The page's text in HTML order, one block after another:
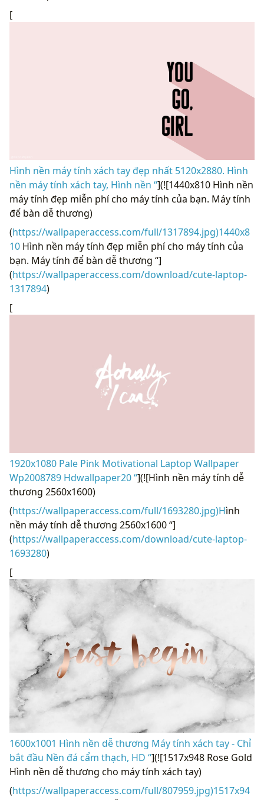
[
Hình nền máy tính xách tay đẹp nhất 5120x2880. Hình
nền máy tính xách tay, Hình nền “](![1440x810 Hình nền
máy tính đẹp miễn phí cho máy tính của bạn. Máy tính
để bàn dễ thương)
(https://wallpaperaccess.com/full/1317894.jpg)1440x8
10 Hình nền máy tính đẹp miễn phí cho máy tính của
bạn. Máy tính để bàn dễ thương “]
(https://wallpaperaccess.com/download/cute-laptop-
1317894)
[
1920x1080 Pale Pink Motivational Laptop Wallpaper
Wp2008789 Hdwallpaper20 “](![Hình nền máy tính dễ
thương 2560x1600)
(https://wallpaperaccess.com/full/1693280.jpg)Hình
nền máy tính dễ thương 2560x1600 “]
(https://wallpaperaccess.com/download/cute-laptop-
1693280)
[
1600x1001 Hình nền dễ thương Máy tính xách tay - Chỉ
bắt đầu Nền đá cẩm thạch, HD “](![1517x948 Rose Gold
Hình nền dễ thương cho máy tính xách tay)
(https://wallpaperaccess.com/full/807959.jpg)1517x94